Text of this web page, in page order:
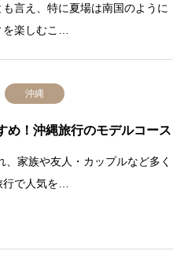
言え、特に夏場は南国のように
楽しむこ…
沖縄
め！沖縄旅行のモデルコース
家族や友人・カップルなど多く
で人気を…